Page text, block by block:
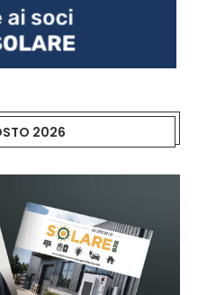
2026